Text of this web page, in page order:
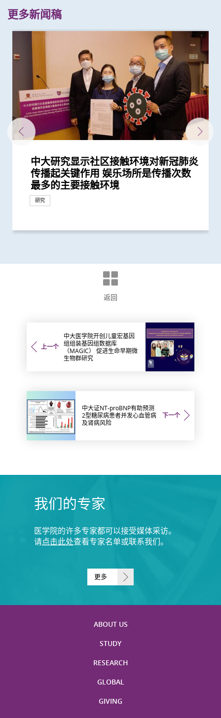
更多新闻稿
中大研究显示社区接触环境对新冠肺炎
传播起关键作用 娱乐场所是传播次数
最多的主要接触环境
研究
中大汇聚逾200位区域专家 探讨私人医
疗保险如何推动全民健康覆盖
研讨会
「赛马会共建健康家庭计划」开展第二
阶段 加强支援本港多元族裔社群精神
健康
健康推广计划
逾140位来自八个国家及地区代表云集
中大 探讨私人医疗保险在亚太地区医
疗系统的策略角色
健康推广计划
中大研究显示口服抗病毒药物「帕克斯
洛维德」可降低新冠住院患者急症期后
死亡和出现后遗症的风险
研究
中大分析文字报告发现新冠症状会随病
毒变异及疫苗接种情况改变 并证实人
工智能大型语言模型有助传染病研究
研究
中大研究估算在本港新冠Omicron病
毒流行期间 半数感染个案未被发现
研究
200多位亚太区公共衞生界代表云集中
大 探讨疫后医疗系统和社区抗疫力
研讨会
新冠疫苗复必泰及科兴引发之「T细胞
反应」可有效预防不同新冠病毒变异株
引起的严重疾病
研究
中大研究显示新冠风土化期间市民愿意
继续戴口罩及用酒精消毒液洁手 但接
种新冠疫苗加强剂意愿偏低
研究
中大医学院开展「赛马会共建健康家庭
计划」 助少数族裔提升健康管理能力
捐款
中大研究建议本港安老院舍应维持现有
防疫措施
研究
中大港大研究发现新冠口服药可降低住
院患者死亡风险近八成 并可显著减低
门诊患者入院率近九成
研究
中大成功开发实时生物信息平台评估新
冠疫苗效用 针对变异病毒 准确度达
95%
研究
港大及中大医学院联合研究发现已接种
疫苗人士 在感染新型冠状病毒变异株
Omicron后能对不同的新冠病毒变异...
研究
中大医学院调查发现 仅4分之1未接种
新冠疫苗人士有意於未来半年接种 必
须尽快增加接种诱因
研究
中大医学院推算全港约有二万名未被发
现新冠感染者 研究证实本港所有疫苗
接种者均产生中和抗体 呼吁透过接种...
研究
中大医学院调查发现政府在推动新冠疫
苗接种上扮演最重要角色
研究
香港中文大学健康公平研究所成立 发
布本港住屋负担能力对身心健康的影响
研究结果
研究
中大招募三千港人 侦查隐性新冠感染
拆解防疫关键
研究
中大医学院公布「2019新型冠状病毒社
区研究」结果
研究
中大医学院杨永强教授在莫庆尧访问学
人讲座谈「善终治疗」
研讨会
中大医学院全球研究揭示头颈癌发病风
险存在地域差异 本港整体发病率高於
全球平均水平 全球女性发病风险趋升
研究
中大与香港消防处签署备忘录 合办必
修学科 为公共衞生和体育运动人才赋
能
医学教育
赛马会 We WATCH 优活健康计划 优活
健康国际会议 引领生活方式医学 社区
推动健康老龄化
健康推广计划
中大完成全球首个分析温度对人体近
3,000种血浆蛋白影响的研究 发现超过
八成与「血压上升」或「缺血性心脏...
研究
中大举办「健康校园论坛」推广跨界别
身心健康计划 及早加强学童抗逆力
健康推广计划
中大医学院研究发现 城市发展及生活
方式或会增加气管癌发病风险 宜加强
健康教育
研究
中大与东南亚及英国学府共同研究 为
大型语言模型在公共衞生研究中的角色
带来崭新见解
研究
中大与欧美合作伙伴共同领导国际研究
为自闭症患者男女失衡比例带来崭新见
解
研究
中大成功研发精准计算模型 准确预测
病毒基因进化 助提升流感疫苗功效
研究
中大举办「健康校园论坛」推广学童精
神健康 鼓励参照世卫「健康促进学校
框架」 支援构建健康校园
健康推广计划
中大医学院发现良性前列腺增生患者感
染新冠病毒后 泌尿系统出现并发症风
险可高达五倍
研究
中大医学院研发的SIM01微生态配方有
效纾缓新冠后遗症 研究结果刚发表於
国际权威医学期刊 《刺针传染病学》
研究
中大推出「赛马会 We WATCH 优活健
康计划」全港首次采用「生活方式医
学」 助中年人预防慢性疾病
健康推广计划
中大研究显示香港人虽长寿但老年残疾
问题严重 地区间存在显著社会经济不
平等状况
研究
中大医学院发现可预测新冠疫苗长期药
效的肠道微生物和代谢物标记
研究
中大研究发现香港儿童近视率创新高
新冠疫情后六岁儿童患近视人数倍增
低浓度阿托品眼药水结合红光疗法研...
研究
中大威院研究证实新冠抗病毒药适用於
严重肾病患者
研究
研究揭示在怀孕期间感染2019冠状病毒
病 如何对胎盘造成不良影响
研究
中大证实「医健通」健康管理功能有助
糖尿病自我管理
研究
中大研究证实新冠口服药有效降低院舍
长者五成入院风险及防止病情恶化
研究
中大医学院大型临床研究证实口服微胶
囊活菌配方SIM01有效纾缓新冠后遗症
研究
中大医学院进行亚洲最大型长新冠研究
推算生殖系统徵状如性功能障碍困扰逾
40万港人
研究
中大发现间皮瘤的女性发病率上升 高
收入国家的发病率较高
研究
中大发现原发性脑癌的年轻男性发病率
上升 以高收入国家的升幅较为显著
研究
港大及中大医学院联合研究证实 吸烟
及肥胖令患上重症新冠肺炎的风险增加
65%至81%
研究
中大医学院开展「赛马会痛『正』能量
计划」 引入创新痛症管理方法 连系社
区支援服务
研究
大型临床研究证中大肠道微生态配方
(SIM01) 能减新冠及其他细菌和病毒感
染风险
研究
中大医学院获医管局支持开展香港首个
大型长新冠研究 协助政府策划更全面
的长新冠医疗服务
研究
本港儿童疫情期间生活习惯全线失守
疫下儿童超重和肥胖比率增近两倍 疫
后抗拒「重回正轨」
研究
中大研究发现接种疫苗加强剂有效提高
母乳中新冠病毒抗体 保护年幼婴儿
研究
中大发现霍奇金淋巴癌发病率以亚洲升
幅最为显著 本港男士发病率上升幅度
全球之冠
研究
中大研究显示第三剂疫苗是高危群组抵
抗新冠病毒感染的关键
研究
中大临床研究中心与中大医院合作 进
行香港首个专为新冠肺炎研发的口服药
物临床研究
研究
中大医学院全球首证有「长新冠型肠道
微生态」利用肠道微生态可准确预测、
诊断及治疗「长新冠」
研究
中大医学院研究显示新冠康复者有较高
风险出现干眼症
研究
中大医学院联同九龙城民政事务处举办
社区学童疫苗接种计划 目标为2,000名
市民接种新冠疫苗
健康推广计划
港大及中大医学院联合研究发现 吸烟
增加患上新冠肺炎的风险
研究
中大港大干细胞研究揭示新冠病毒诱发
血管炎症新机制
研究
中大研究发现肠道微生态失衡与「长新
冠」息息相关
研究
中大医学院发现东亚地区肺癌发病率及
死亡率冠绝全球
研究
一月七日起重启部分严谨社交距离措施
后的香港疫情估算
研究
港大及中大医学院联合研究发现 第三
剂复必泰疫苗能提供足够抗体 抵抗新
型冠状病毒变异株Omicron
研究
港大及中大医学院联合研究发现 新型
冠状病毒变异株 Omicron 可大幅减低
复必泰疫苗的病毒中和能力
研究
中大港大联合研究发现「青春双歧杆
菌」可加强新冠疫苗成效
研究
中大研究揭示新冠肺炎患者急性肾损伤
的新机制和治疗方法
研究
中大研究显示订立标准的实验设置有助
确保新冠病毒核酸检测表现
研究
中大发现新冠疫情期间本港学童近视发
病率为疫情前2.5倍 研究指减少户外活
动时间及增加使用电子产品为主因
研究
中大与港大医学院带领国际科研团队发
现丙肝药物可治新冠肺炎
研究
中大研发电脑演算平台 创新通过基因
数据实时评估疫苗功效
研究
中大研究显示新冠病毒抗体可经母体传
至胎儿
研究
中大医学院研究指幼儿成为新冠病毒
「隐形传播者」的风险不容忽视 病毒
载量及带活性病毒的比例偏高 持续带...
研究
中大医学院研究指出优化肠道微生态有
望提升新冠疫苗安全及成效
研究
中大医学院与海外外科专家联合建议
新冠患者将手术延后七星期以减低死亡
风险
国际合作
中大研究显示空气污染地区居住者 可
安全地透过定期运动预防罹患糖尿病
研究
中大发现新冠患者的肠道内缺乏可调节
免疫力的益菌 八成新冠患者出现「长
新冠」症状 肠道微生态失衡成关键
研究
中大成功研发「全自动视网膜图像分
析」技术计算自闭症风险 可用於自闭
症筛查 及早为患者提供治疗
研究
中大证实以鼻纸条采集鼻液样本检测新
冠肺炎安全、简易及准确度高 适用於
不同年龄层 提倡广泛使用以达更佳疫...
研究
四成港人肠道微生态失衡情况与新冠患
者类似 中大研发「微生态免疫力配
方」证有效促进新冠患者康复 有望提...
研究
中大医学院研究显示吸烟为全球膀胱癌
主因 联同多国专家制订「经尿道膀胱
肿瘤整块切除术」的临床指引
研究
中大医学院发现胰脏癌有全球上升及年
轻化趋势 女性上升幅度较高
研究
中大证新冠婴孩患者粪便带病毒 可成
隐形传播者 成立新冠病毒检测中心 致
力为婴幼儿作粪便检测
研究
本港新冠肺炎死亡个案绝大部分为60岁
或以上 中大率领国际专家共同制定策
略 照顾长者及认知障碍症患者
研究
中大研究显示新冠肺炎患者常见有肝脏
受损问题 建议监测患者肝功能 及早发
现病情恶化
研究
中大发现糖尿病或为感染新冠肺炎高危
因素 研究有助了解病毒致病潜在机制
研究
中大医学院领导的调查显示 全球泌尿
科服务因新冠病毒大流行而被严重推迟
研究
中大全球首证新冠患者肠道微生态现失
衡状况 成功研发益生菌配方平衡肠道
微生态 有望增强免疫力
研究
中大医学院为机场抵港人士提供免费粪
便检测服务 首阶段以儿童及婴孩为目
标 助揪出感染新型冠状病毒「隐形个...
临床服务
中大发现新型冠状病毒于呼吸道清除后
仍存留于粪便 计划为检疫中心隔离人
士化验粪便 及早揪出「隐形个案」减...
研究
香港中文大学赛马会长者痛症缓解计划
初步数据显示九成受访长者有两个或以
上疼痛部位
健康推广计划
响应世界高血压日 中大推动「全民关
注血压月」 呼吁大众关注血压
健康推广计划
香港中文大学 – 埃克塞特大学环境持续
与应变联合研究中心 进行亚洲首个
「蓝色空间对身心健康」研究 发现「...
研究
「香港中文大学敬霆静观研究与培训中
心」成立
研究
中大研究揭示子宫颈癌疫苗接种计划的
成功关键
研究
中大研究显示「行为激活及静观结合疗
法」有助降低重性抑郁症风险
研究
中大进行亚洲首项家居清洁剂对儿童健
康影响的全面流行病学研究 发现经常
使用家居清洁剂可增加引发儿童鼻炎...
研究
中大研究发现本地每5名口咽癌患者1人
感染HPV病毒 推公众筛查以了解口腔感
染HPV情况
研究
香港中文大学全球卫生中心杰出讲座系
列： Public Health England理念及应
对公共卫生危机经验分享
研讨会
香港中文大学全球卫生中心杰出讲座系
列： 南非国家卫生部部长分享伊波拉
疫情对南非及非洲大陆的影响
外科创新技术
中大成功研发全自动化视网膜图像分析
系统 有助糖尿病患者预防中风
研究
中大「环保新思维」系列 中大建议香
港新空气质素指标不应忽视粗颗粒污染
物
研究
中大促请单车使用者佩戴头盔及其他防
护措施 以减轻意外引致的脑创伤
研究
(只提供英文版本) Opening
Ceremony of International
Conference on Global Health and...
研讨会
CCOU灾害与人道救援研究所成立典礼
今日顺利举行
教育
中大「环保新思维」系列 研究发现本
港车辆排放二氧化氮比例有增加趋势
或与政府推行柴油改善计划有关
研究
返回
上一个
中大医学院开创儿童宏基因
组组装基因组数据库
（MAGIC） 促进生命早期微
生物群研究
下一个
中大证NT-proBNP有助预测
2型糖尿病患者并发心血管病
及肾病风险
我们的专家
医学院的许多专家都可以接受媒体采访。
请点击此处查看专家名单或联系我们。
更多
ABOUT US
STUDY
RESEARCH
GLOBAL
GIVING